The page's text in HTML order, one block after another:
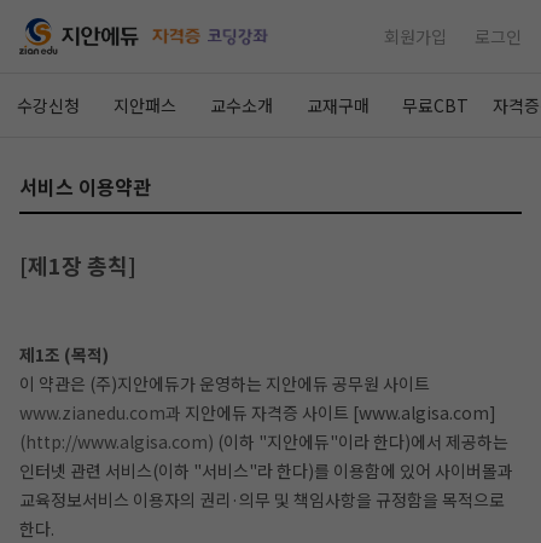
회원가입 로그인
수강신청 지안패스 교수소개 교재구매 무료CBT 자격
서비스 이용약관
[제1장 총칙]
제1조 (목적)
이 약관은 (주)지안에듀가 운영하는 지안에듀 공무원 사이트
www.zianedu.com과 지안에듀 자격증 사이트 [www.algisa.com]
(http://www.algisa.com) (이하 "지안에듀"이라 한다)에서 제공하는
인터넷 관련 서비스(이하 "서비스"라 한다)를 이용함에 있어 사이버몰과
교육정보서비스 이용자의 권리·의무 및 책임사항을 규정함을 목적으로
한다.